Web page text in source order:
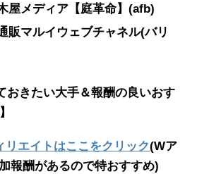
屋メディア【庭革命】(afb)
販マルイウェブチャネル(バリ
おきたい大手＆報酬の良いおす
リエイトはここをクリック(Wア
報酬があるので特おすすめ)